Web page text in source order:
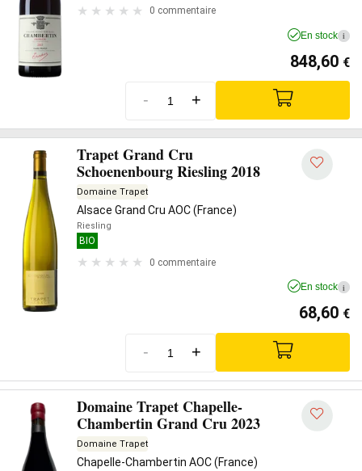
0 commentaire
En stock i
848,60 €
- +
Trapet Grand Cru
Schoenenbourg Riesling 2018
Domaine Trapet
Alsace Grand Cru AOC (France)
Riesling
BIO
0 commentaire
En stock i
68,60 €
- +
Domaine Trapet Chapelle-
Chambertin Grand Cru 2023
Domaine Trapet
Chapelle-Chambertin AOC (France)